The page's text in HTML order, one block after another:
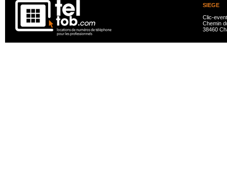
SIEGE
Clic-
Chemin
38460